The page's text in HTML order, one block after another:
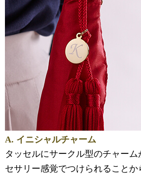
A. イニシャルチャーム
タッセルにサークル型のチャーム
セサリー感覚でつけられること